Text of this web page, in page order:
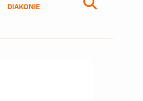
DIAKONIE